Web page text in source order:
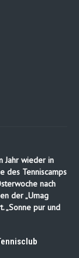
Jahr wieder in
des Tenniscamps
nach
der „Umag
„Sonne pur und